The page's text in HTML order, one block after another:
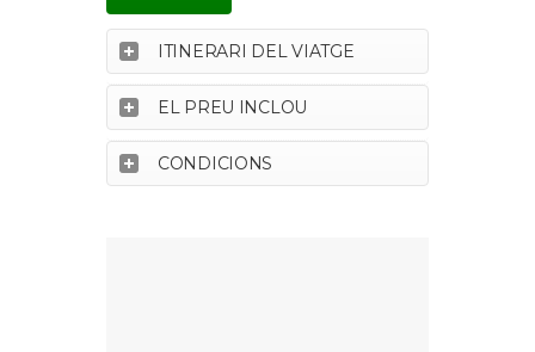
ITINERARI DEL VIATGE
EL PREU INCLOU
CONDICIONS